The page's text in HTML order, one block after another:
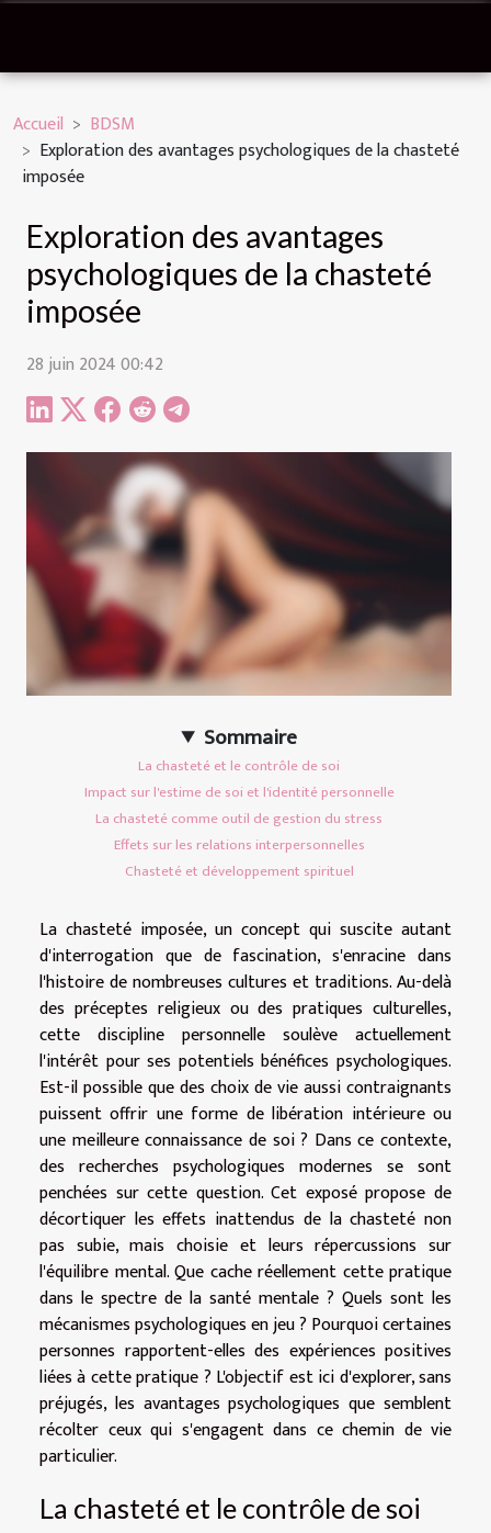
Accueil
BDSM
Exploration des avantages psychologiques de la chasteté
imposée
Exploration des avantages
psychologiques de la chasteté
imposée
28 juin 2024 00:42
Sommaire
La chasteté et le contrôle de soi
Impact sur l'estime de soi et l'identité personnelle
La chasteté comme outil de gestion du stress
Effets sur les relations interpersonnelles
Chasteté et développement spirituel
La chasteté imposée, un concept qui suscite autant
d'interrogation que de fascination, s'enracine dans
l'histoire de nombreuses cultures et traditions. Au-delà
des préceptes religieux ou des pratiques culturelles,
cette discipline personnelle soulève actuellement
l'intérêt pour ses potentiels bénéfices psychologiques.
Est-il possible que des choix de vie aussi contraignants
puissent offrir une forme de libération intérieure ou
une meilleure connaissance de soi ? Dans ce contexte,
des recherches psychologiques modernes se sont
penchées sur cette question. Cet exposé propose de
décortiquer les effets inattendus de la chasteté non
pas subie, mais choisie et leurs répercussions sur
l'équilibre mental. Que cache réellement cette pratique
dans le spectre de la santé mentale ? Quels sont les
mécanismes psychologiques en jeu ? Pourquoi certaines
personnes rapportent-elles des expériences positives
liées à cette pratique ? L'objectif est ici d'explorer, sans
préjugés, les avantages psychologiques que semblent
récolter ceux qui s'engagent dans ce chemin de vie
particulier.
La chasteté et le contrôle de soi